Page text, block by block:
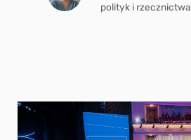
polityk i rzecznictwa